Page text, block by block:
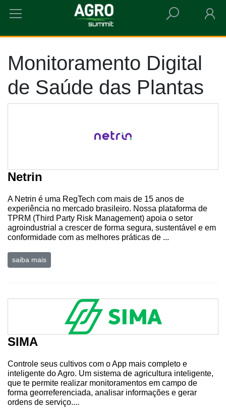
HOME MONITORAMENTO DIGITAL DE SAÚDE DAS PLANTAS
Monitoramento Digital
de Saúde das Plantas
Netrin
A Netrin é uma RegTech com mais de 15 anos de
experiência no mercado brasileiro. Nossa plataforma de
TPRM (Third Party Risk Management) apoia o setor
agroindustrial a crescer de forma segura, sustentável e em
conformidade com as melhores práticas de ...
saiba mais
SIMA
Controle seus cultivos com o App mais completo e
inteligente do Agro. Um sistema de agricultura inteligente,
que te permite realizar monitoramentos em campo de
forma georreferenciada, analisar informações e gerar
ordens de serviço....